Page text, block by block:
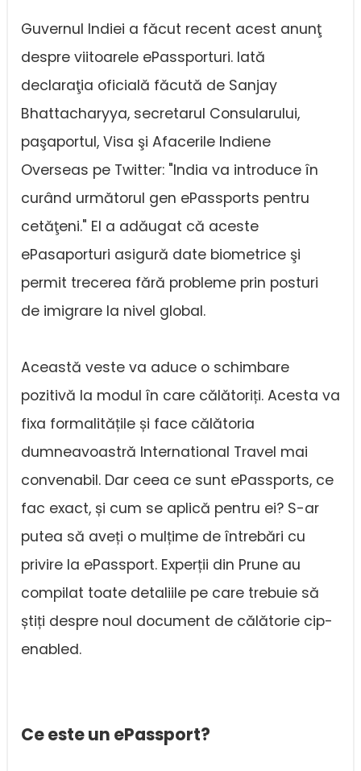
Guvernul Indiei a făcut recent acest anunţ
despre viitoarele ePassporturi. Iată
declaraţia oficială făcută de Sanjay
Bhattacharyya, secretarul Consularului,
paşaportul, Visa şi Afacerile Indiene
Overseas pe Twitter: "India va introduce în
curând următorul gen ePassports pentru
cetăţeni." El a adăugat că aceste
ePasaporturi asigură date biometrice şi
permit trecerea fără probleme prin posturi
de imigrare la nivel global.
Această veste va aduce o schimbare
pozitivă la modul în care călătoriți. Acesta va
fixa formalitățile și face călătoria
dumneavoastră International Travel mai
convenabil. Dar ceea ce sunt ePassports, ce
fac exact, și cum se aplică pentru ei? S-ar
putea să aveți o mulțime de întrebări cu
privire la ePassport. Experții din Prune au
compilat toate detaliile pe care trebuie să
știți despre noul document de călătorie cip-
enabled.
Ce este un ePassport?